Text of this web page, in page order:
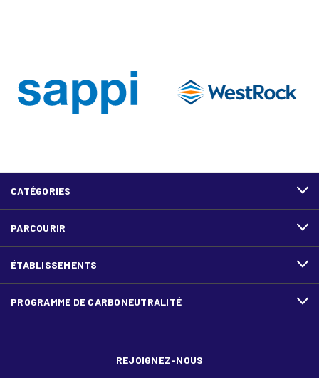
CATÉGORIES
PARCOURIR
ÉTABLISSEMENTS
PROGRAMME DE CARBONEUTRALITÉ
REJOIGNEZ-NOUS